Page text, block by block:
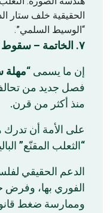
الحقيقية خلف ستار
“الوسيط السلمي”.
٧. الخاتمة – سقوط قناع الثعلب
إن ما يسمى “مهلة
فصل جديد من
منذ أكثر من قرن.
على الأمة أن تدرك
“الثعلب المقنّع”
الدعم الحقيقي
الفوري بها،
وممارسة ضغط